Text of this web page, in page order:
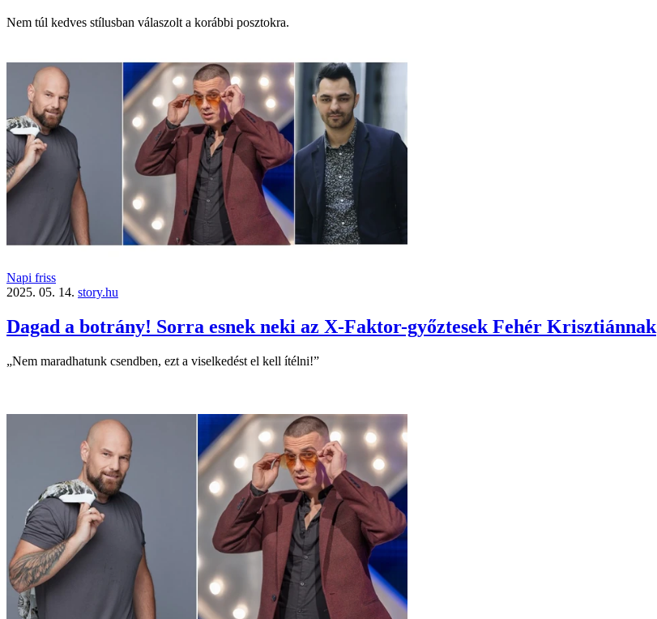
Nem túl kedves stílusban válaszolt a korábbi posztokra.
Napi friss
2025. 05. 14. story.hu
Dagad a botrány! Sorra esnek neki az X-Faktor-győztesek Fehér Krisztiánnak
„Nem maradhatunk csendben, ezt a viselkedést el kell ítélni!”